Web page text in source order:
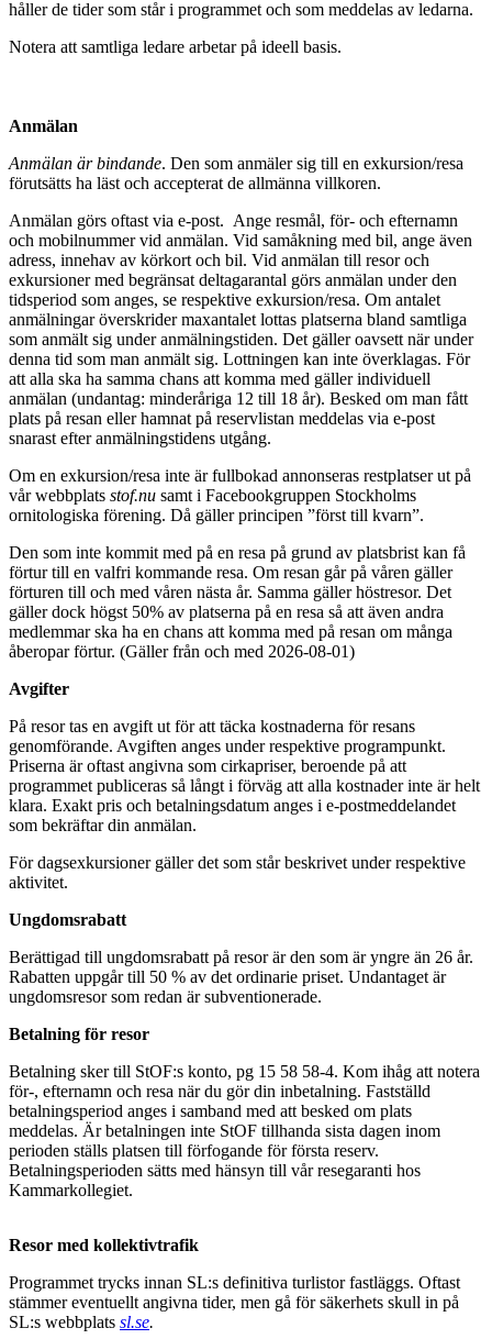
håller de tider som står i programmet och som meddelas av ledarna.
Notera att samtliga ledare arbetar på ideell basis.
Anmälan
Anmälan är bindande. Den som anmäler sig till en exkursion/resa
förutsätts ha läst och accepterat de allmänna villkoren.
Anmälan görs oftast via e-post. Ange resmål, för- och efternamn
och mobilnummer vid anmälan. Vid samåkning med bil, ange även
adress, innehav av körkort och bil. Vid anmälan till resor och
exkursioner med begränsat deltagarantal görs anmälan under den
tidsperiod som anges, se respektive exkursion/resa. Om antalet
anmälningar överskrider maxantalet lottas platserna bland samtliga
som anmält sig under anmälningstiden. Det gäller oavsett när under
denna tid som man anmält sig. Lottningen kan inte överklagas. För
att alla ska ha samma chans att komma med gäller individuell
anmälan (undantag: minderåriga 12 till 18 år). Besked om man fått
plats på resan eller hamnat på reservlistan meddelas via e-post
snarast efter anmälningstidens utgång.
Om en exkursion/resa inte är fullbokad annonseras restplatser ut på
vår webbplats stof.nu samt i Facebookgruppen Stockholms
ornitologiska förening. Då gäller principen ”först till kvarn”.
Den som inte kommit med på en resa på grund av platsbrist kan få
förtur till en valfri kommande resa. Om resan går på våren gäller
förturen till och med våren nästa år. Samma gäller höstresor. Det
gäller dock högst 50% av platserna på en resa så att även andra
medlemmar ska ha en chans att komma med på resan om många
åberopar förtur. (Gäller från och med 2026-08-01)
Avgifter
På resor tas en avgift ut för att täcka kostnaderna för resans
genomförande. Avgiften anges under respektive programpunkt.
Priserna är oftast angivna som cirkapriser, beroende på att
programmet publiceras så långt i förväg att alla kostnader inte är helt
klara. Exakt pris och betalningsdatum anges i e-postmeddelandet
som bekräftar din anmälan.
För dagsexkursioner gäller det som står beskrivet under respektive
aktivitet.
Ungdomsrabatt
Berättigad till ungdomsrabatt på resor är den som är yngre än 26 år.
Rabatten uppgår till 50 % av det ordinarie priset. Undantaget är
ungdomsresor som redan är subventionerade.
Betalning för resor
Betalning sker till StOF:s konto, pg 15 58 58-4. Kom ihåg att notera
för-, efternamn och resa när du gör din inbetalning. Fastställd
betalningsperiod anges i samband med att besked om plats
meddelas. Är betalningen inte StOF tillhanda sista dagen inom
perioden ställs platsen till förfogande för första reserv.
Betalningsperioden sätts med hänsyn till vår resegaranti hos
Kammarkollegiet.
Resor med kollektivtrafik
Programmet trycks innan SL:s definitiva turlistor fastläggs. Oftast
stämmer eventuellt angivna tider, men gå för säkerhets skull in på
SL:s webbplats sl.se.